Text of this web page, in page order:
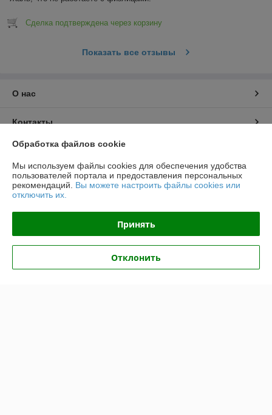
Сделка подтверждена через корзину
Показать все отзывы
О нас
Контакты
Доставка и оплата
График работы
Политика обработки cookies
Обработка файлов cookie
Мы используем файлы cookies для обеспечения удобства
пользователей портала и предоставления персональных
рекомендаций. Вы можете настроить файлы cookies или
отключить их.
Принять
Отклонить